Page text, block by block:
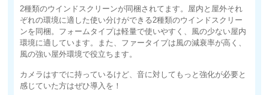
2種類のウインドスクリーンが同梱されてます。屋内と屋外それ
ぞれの環境に適した使い分けができる2種類のウインドスクリー
ンを同梱。フォームタイプは軽量で使いやすく、風の少ない屋内
環境に適しています。また、ファータイプは風の減衰率が高く、
風の強い屋外環境で役立ちます。
カメラはすでに持っているけど、音に対してもっと強化が必要と
感じていた方はぜひ導入を！